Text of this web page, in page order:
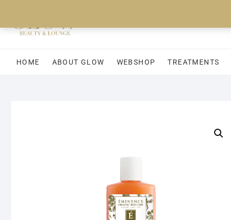
de
HOME ABOUT GLOW WEBSHOP TREATMENTS